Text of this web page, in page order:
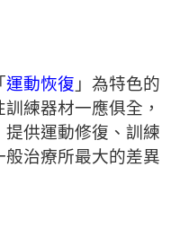
運動恢復 」為特色的
練器材一應俱全，
供運動修復、訓練
治療所最大的差異